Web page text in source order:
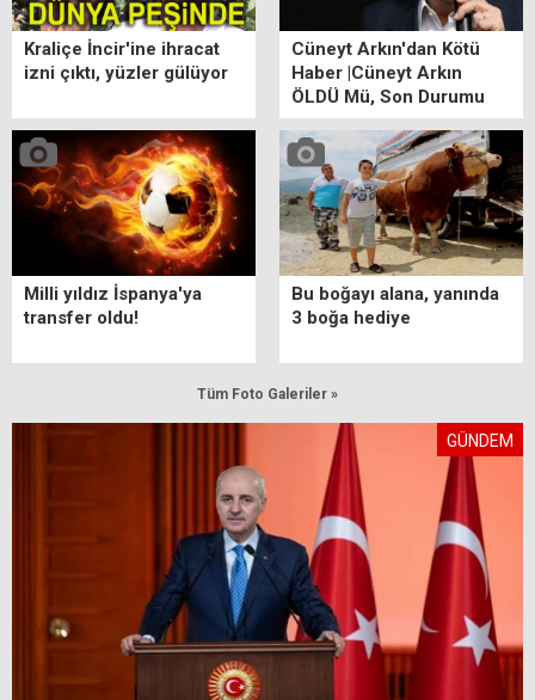
Kraliçe İncir'ine ihracat
izni çıktı, yüzler gülüyor
Cüneyt Arkın'dan Kötü
Haber |Cüneyt Arkın
ÖLDÜ Mü, Son Durumu
ne? Cüneyt Arkın Kimdir?
Milli yıldız İspanya'ya
transfer oldu!
Bu boğayı alana, yanında
3 boğa hediye
Tüm Foto Galeriler »
GÜNDEM